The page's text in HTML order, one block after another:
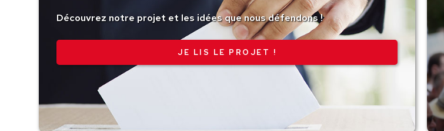
Découvrez notre projet et les idées que nous défendons !
JE LIS LE PROJET !